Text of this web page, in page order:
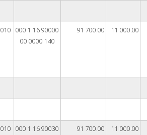
010 000 1 16 90000
00 0000 140
91 700.00 11 000.00
010 000 1 16 90030
91 700.00 11 000.00